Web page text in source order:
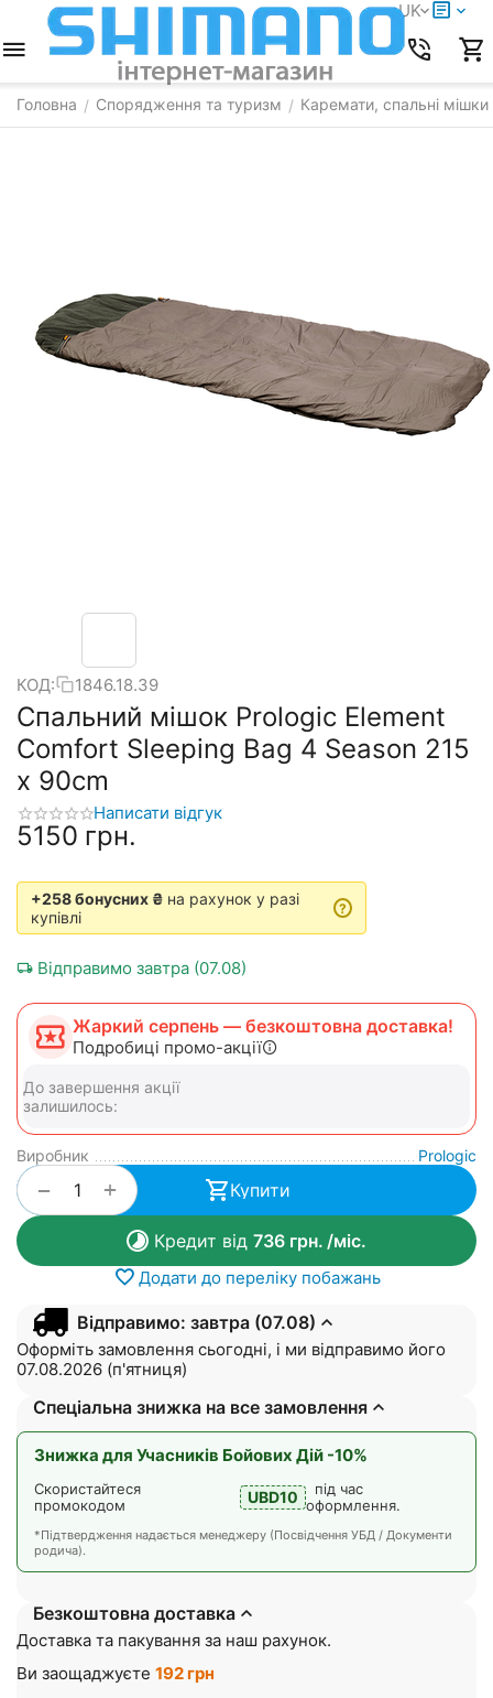
UK
Головна / Спорядження та туризм / Каремати, спальні мішки
КОД: 1846.18.39
Спальний мішок Prologic Element
Comfort Sleeping Bag 4 Season 215
x 90cm
Написати відгук
‍5150‍ грн.
+258 бонусних ₴ на рахунок у разі
купівлі
?
Відправимо завтра (07.08)
Жаркий серпень — безкоштовна доставка!
Подробиці промо-акції
До завершення акції
залишилось:
Виробник Prologic
+
− Купити
Кредит від 736 грн. /міс.
Додати до переліку побажань
Відправимо: завтра (07.08)
Оформіть замовлення сьогодні, і ми відправимо його
07.08.2026 (п'ятниця)
Спеціальна знижка на все замовлення
Знижка для Учасників Бойових Дій -10%
Скористайтеся
промокодом
UBD10
під час
оформлення.
*Підтвердження надається менеджеру (Посвідчення УБД / Документи
родича).
Безкоштовна доставка
Доставка та пакування за наш рахунок.
Ви заощаджуєте 192 грн